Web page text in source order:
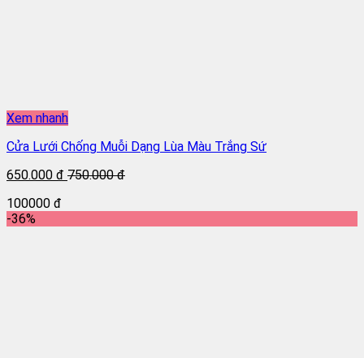
Xem nhanh
Cửa Lưới Chống Muỗi Dạng Lùa Màu Trắng Sứ
650.000 đ 750.000 đ
100000 đ
-36%